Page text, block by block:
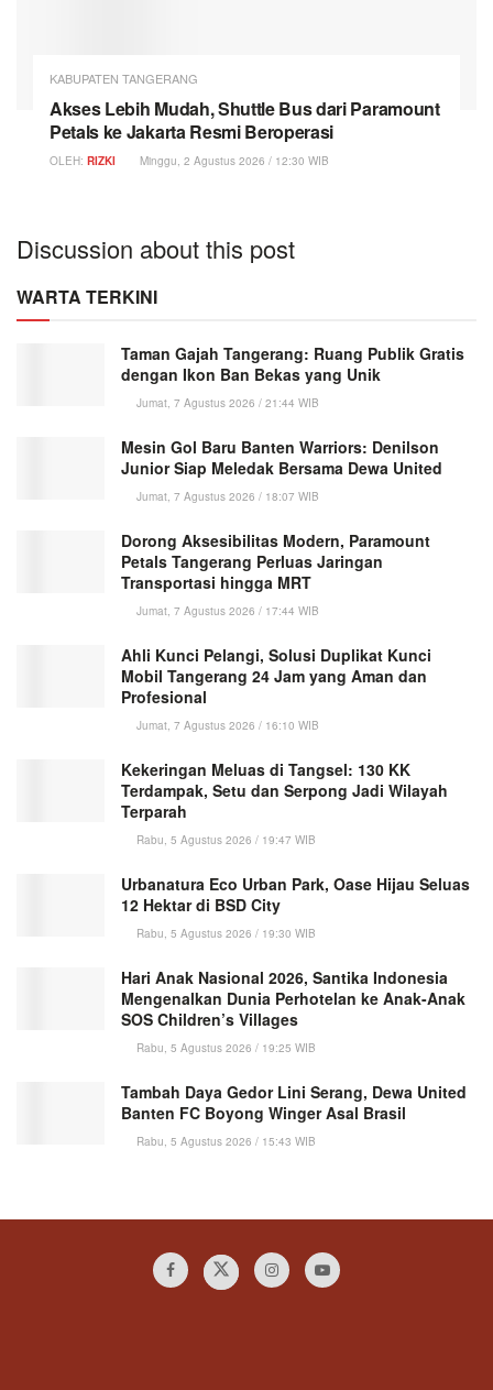
KABUPATEN TANGERANG
Akses Lebih Mudah, Shuttle Bus dari Paramount
Petals ke Jakarta Resmi Beroperasi
OLEH: RIZKI Minggu, 2 Agustus 2026 / 12:30 WIB
Discussion about this post
WARTA TERKINI
Taman Gajah Tangerang: Ruang Publik Gratis
dengan Ikon Ban Bekas yang Unik
Jumat, 7 Agustus 2026 / 21:44 WIB
Mesin Gol Baru Banten Warriors: Denilson
Junior Siap Meledak Bersama Dewa United
Jumat, 7 Agustus 2026 / 18:07 WIB
Dorong Aksesibilitas Modern, Paramount
Petals Tangerang Perluas Jaringan
Transportasi hingga MRT
Jumat, 7 Agustus 2026 / 17:44 WIB
Ahli Kunci Pelangi, Solusi Duplikat Kunci
Mobil Tangerang 24 Jam yang Aman dan
Profesional
Jumat, 7 Agustus 2026 / 16:10 WIB
Kekeringan Meluas di Tangsel: 130 KK
Terdampak, Setu dan Serpong Jadi Wilayah
Terparah
Rabu, 5 Agustus 2026 / 19:47 WIB
Urbanatura Eco Urban Park, Oase Hijau Seluas
12 Hektar di BSD City
Rabu, 5 Agustus 2026 / 19:30 WIB
Hari Anak Nasional 2026, Santika Indonesia
Mengenalkan Dunia Perhotelan ke Anak-Anak
SOS Children’s Villages
Rabu, 5 Agustus 2026 / 19:25 WIB
Tambah Daya Gedor Lini Serang, Dewa United
Banten FC Boyong Winger Asal Brasil
Rabu, 5 Agustus 2026 / 15:43 WIB